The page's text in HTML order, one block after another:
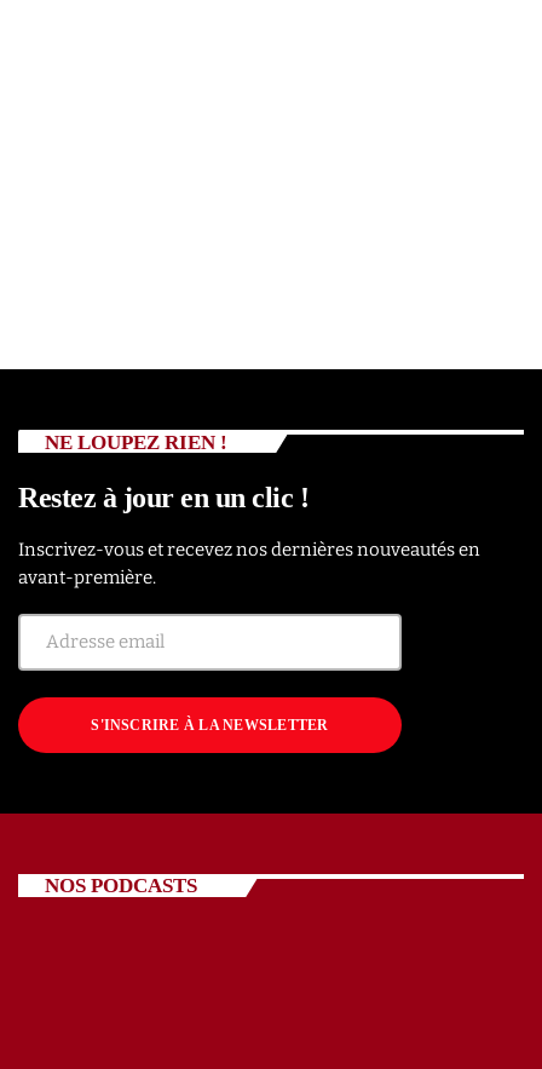
NE LOUPEZ RIEN !
Restez à jour en un clic !
Inscrivez-vous et recevez nos dernières nouveautés en
avant-première.
S'INSCRIRE À LA NEWSLETTER
NOS PODCASTS